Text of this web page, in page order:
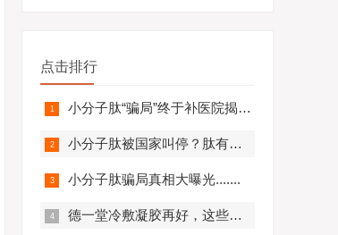
点击排行
小分子肽“骗局”终于补医院揭开，结果太可怕.........
小分子肽被国家叫停？肽有副作用？必看！
小分子肽骗局真相大曝光.......
德一堂冷敷凝胶再好，这些人一定不要用！还有些人必须..........